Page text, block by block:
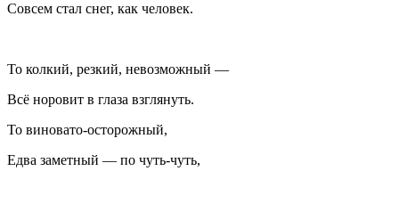
Cовсем стал снег, как человек.
То колкий, резкий, невозможный —
Всё норовит в глаза взглянуть.
То виновато-осторожный,
Едва заметный — по чуть-чуть,